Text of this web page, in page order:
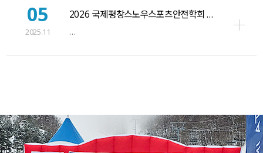
05
2025.11
2026 국제평창스노우스포츠안전학회 뉴스레터 (11월)
…